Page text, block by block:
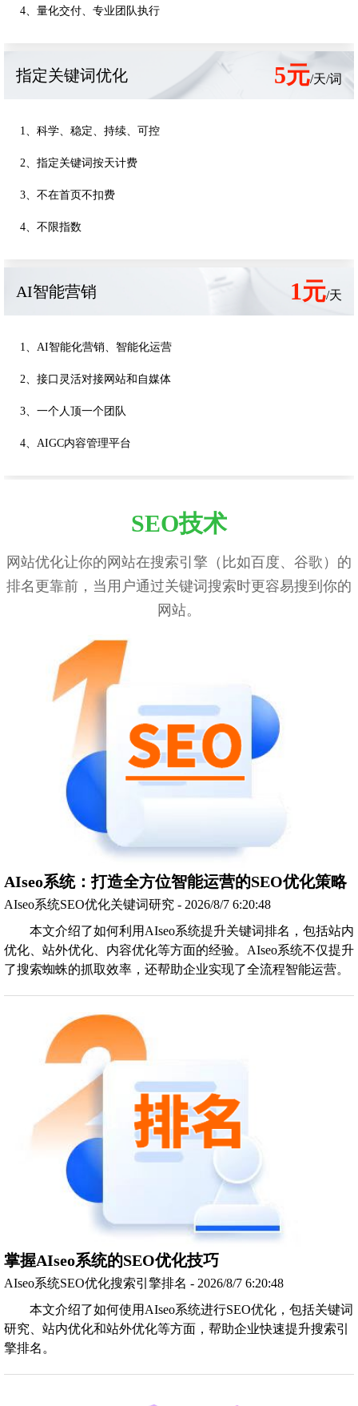
4、量化交付、专业团队执行
指定关键词优化 5元/天/词
1、科学、稳定、持续、可控
2、指定关键词按天计费
3、不在首页不扣费
4、不限指数
AI智能营销 1元/天
1、AI智能化营销、智能化运营
2、接口灵活对接网站和自媒体
3、一个人顶一个团队
4、AIGC内容管理平台
SEO技术
网站优化让你的网站在搜索引擎（比如百度、谷歌）的
排名更靠前，当用户通过关键词搜索时更容易搜到你的
网站。
AIseo系统：打造全方位智能运营的SEO优化策略
AIseo系统SEO优化关键词研究 - 2026/8/7 6:20:48
本文介绍了如何利用AIseo系统提升关键词排名，包括站内
优化、站外优化、内容优化等方面的经验。AIseo系统不仅提升
了搜索蜘蛛的抓取效率，还帮助企业实现了全流程智能运营。
掌握AIseo系统的SEO优化技巧
AIseo系统SEO优化搜索引擎排名 - 2026/8/7 6:20:48
本文介绍了如何使用AIseo系统进行SEO优化，包括关键词
研究、站内优化和站外优化等方面，帮助企业快速提升搜索引
擎排名。